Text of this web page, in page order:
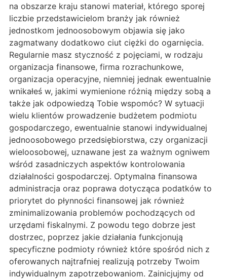
na obszarze kraju stanowi materiał, którego sporej
liczbie przedstawicielom branży jak również
jednostkom jednoosobowym objawia się jako
zagmatwany dodatkowo ciut ciężki do ogarnięcia.
Regularnie masz styczność z pojęciami, w rodzaju
organizacja finansowe, firma rozrachunkowe,
organizacja operacyjne, niemniej jednak ewentualnie
wnikałeś w, jakimi wymienione różnią między sobą a
także jak odpowiedzą Tobie wspomóc? W sytuacji
wielu klientów prowadzenie budżetem podmiotu
gospodarczego, ewentualnie stanowi indywidualnej
jednoosobowego przedsiębiorstwa, czy organizacji
wieloosobowej, uznawane jest za ważnym ogniwem
wśród zasadniczych aspektów kontrolowania
działalności gospodarczej. Optymalna finansowa
administracja oraz poprawa dotycząca podatków to
priorytet do płynności finansowej jak również
zminimalizowania problemów pochodzących od
urzędami fiskalnymi. Z powodu tego dobrze jest
dostrzec, poprzez jakie działania funkcjonują
specyficzne podmioty również które spośród nich z
oferowanych najtrafniej realizują potrzeby Twoim
indywidualnym zapotrzebowaniom. Zainicjujmy od